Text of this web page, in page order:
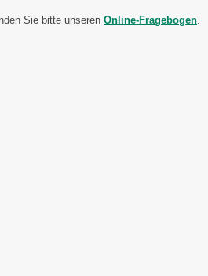
Sie bitte unseren Online-Fragebogen.